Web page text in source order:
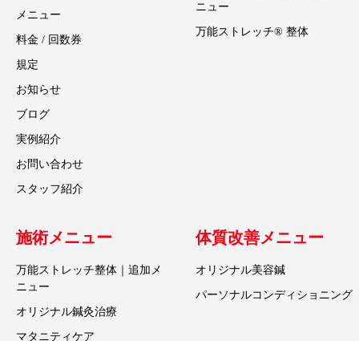
メニュー
料金 / 回数券
規定
お知らせ
ブログ
実例紹介
お問い合わせ
スタッフ紹介
ニュー
万能ストレッチ® 整体
施術メニュー
万能ストレッチ整体｜追加メ
ニュー
オリジナル鍼灸治療
マタニティケア
体質改善メニュー
オリジナル美容鍼
パーソナルコンディショニング